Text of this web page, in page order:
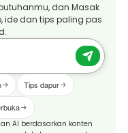
dan Masak
ide dan tips paling pas
Tips dapur
AI berdasarkan konten